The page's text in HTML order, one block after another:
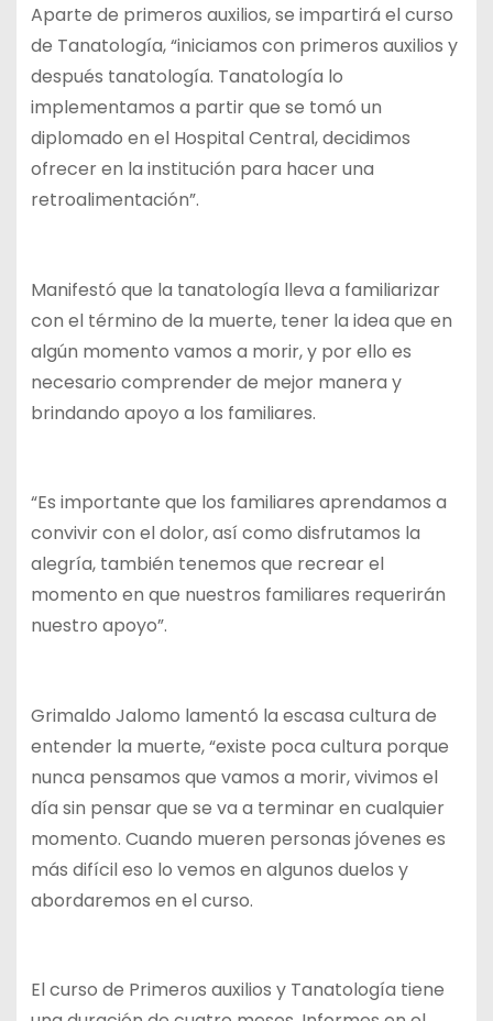
Aparte de primeros auxilios, se impartirá el curso
de Tanatología, “iniciamos con primeros auxilios y
después tanatología. Tanatología lo
implementamos a partir que se tomó un
diplomado en el Hospital Central, decidimos
ofrecer en la institución para hacer una
retroalimentación”.
Manifestó que la tanatología lleva a familiarizar
con el término de la muerte, tener la idea que en
algún momento vamos a morir, y por ello es
necesario comprender de mejor manera y
brindando apoyo a los familiares.
“Es importante que los familiares aprendamos a
convivir con el dolor, así como disfrutamos la
alegría, también tenemos que recrear el
momento en que nuestros familiares requerirán
nuestro apoyo”.
Grimaldo Jalomo lamentó la escasa cultura de
entender la muerte, “existe poca cultura porque
nunca pensamos que vamos a morir, vivimos el
día sin pensar que se va a terminar en cualquier
momento. Cuando mueren personas jóvenes es
más difícil eso lo vemos en algunos duelos y
abordaremos en el curso.
El curso de Primeros auxilios y Tanatología tiene